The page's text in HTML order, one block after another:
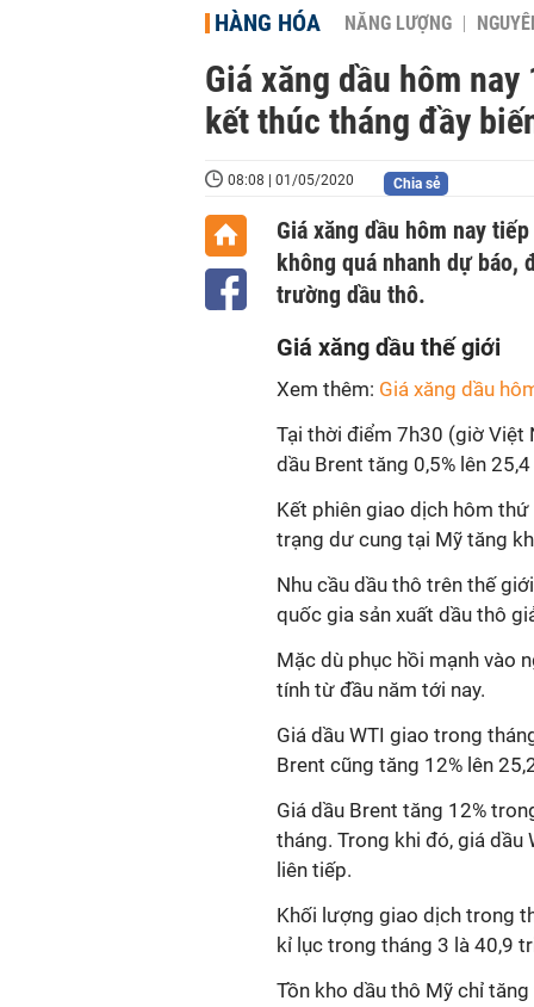
HÀNG HÓA NĂNG LƯỢNG
Giá xăng dầu hôm
kết thúc tháng đầy
08:08 | 01/05/2020 Chia sẻ
Giá xăng dầu hôm nay
không quá nhanh dự
trường dầu thô.
Giá xăng dầu thế giới
Xem thêm: Giá xăng dầu
Tại thời điểm 7h30 (giờ Việt
dầu Brent tăng 0,5% lên
Kết phiên giao dịch hôm
trạng dư cung tại Mỹ tăng
Nhu cầu dầu thô trên thế
quốc gia sản xuất dầu thô
Mặc dù phục hồi mạnh vào
tính từ đầu năm tới nay.
Giá dầu WTI giao trong
Brent cũng tăng 12% lên
Giá dầu Brent tăng 12%
tháng. Trong khi đó, giá
liên tiếp.
Khối lượng giao dịch trong
kỉ lục trong tháng 3 là 40,9
Tồn kho dầu thô Mỹ chỉ